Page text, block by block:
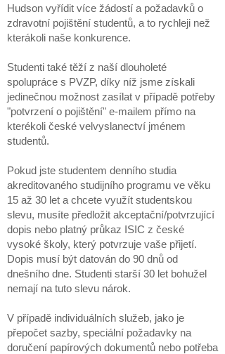
Hudson vyřídit více žádostí a požadavků o
zdravotní pojištění studentů, a to rychleji než
kterákoli naše konkurence.
Studenti také těží z naší dlouholeté
spolupráce s PVZP, díky níž jsme získali
jedinečnou možnost zasílat v případě potřeby
"potvrzení o pojištění" e-mailem přímo na
kterékoli české velvyslanectví jménem
studentů.
Pokud jste studentem denního studia
akreditovaného studijního programu ve věku
15 až 30 let a chcete využít studentskou
slevu, musíte předložit akceptační/potvrzující
dopis nebo platný průkaz ISIC z české
vysoké školy, který potvrzuje vaše přijetí.
Dopis musí být datován do 90 dnů od
dnešního dne. Studenti starší 30 let bohužel
nemají na tuto slevu nárok.
V případě individuálních služeb, jako je
přepočet sazby, speciální požadavky na
doručení papírových dokumentů nebo potřeba